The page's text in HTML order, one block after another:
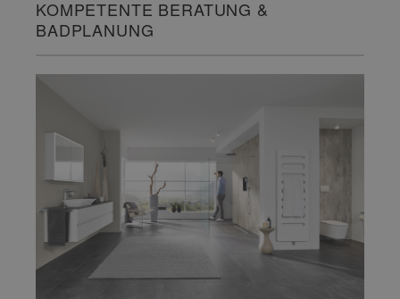
KOMPETENTE BERATUNG &
BADPLANUNG